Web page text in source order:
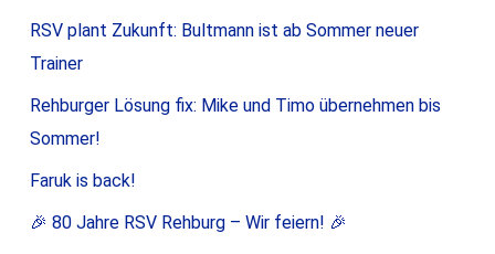
RSV plant Zukunft: Bultmann ist ab Sommer neuer
Trainer
Rehburger Lösung fix: Mike und Timo übernehmen bis
Sommer!
Faruk is back!
🎉 80 Jahre RSV Rehburg – Wir feiern! 🎉